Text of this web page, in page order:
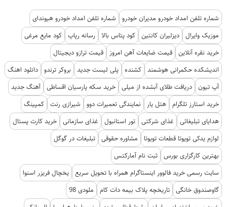
شماره تلفن امداد خودرو مدیران خودرو
شماره تلفن امداد خودرو هیوندای
موزیک وایرال دیزلیران کانتین کود پتاس بالا رسانه رپاپ کود مایع مرغی
خرید نقره آنلاین قیمت ضایعات آهن امروز
قیمت ترازو دیجیتال
اندیشکده حکمرانی هوشمند کشنده پلی لیست جدید بروکر ترندو دانلود اهنگ
آپ تیون دریافت طلای آبشده از میلی خرید سکه پارسیان اقساطی آهنگ جدید
خرید استارز تلگرام هتل یار نمایندگی تعمیرات دوو شیرازی رنت کمپینگ
هدایای تبلیغاتی
غذای شرکتی تور استانبول غذای سازمانی خرید کارت پستال
لوازم یدکی تویوتا قطعات تویوتا
مشاوره حقوقی تبلیغات در گوگل
بهترین کارگزاری بورس ثبت نام آمارکتس
سایت رسمی خرید فالوور اینستاگرام همراه با تحویل سریع یخچال فریزر اسنوا
گاوصندوق خانگی تاریخچه پلاک بیمه دات کام
ملودی 98